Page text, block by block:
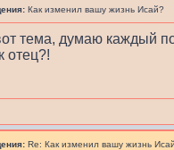
Как изменил вашу жизнь Исай?
тема, думаю каждый
отец?!
Re: Как изменил вашу жизнь